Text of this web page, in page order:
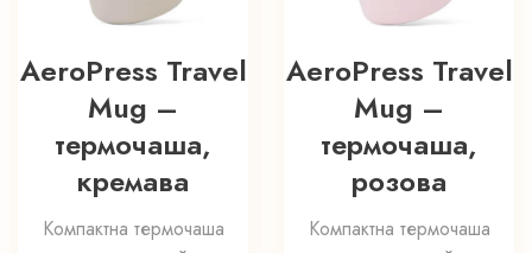
AeroPress Travel
Mug –
термочаша,
кремава
Компактна термочаша
AeroPress Travel
Mug –
термочаша,
розова
Компактна термочаша